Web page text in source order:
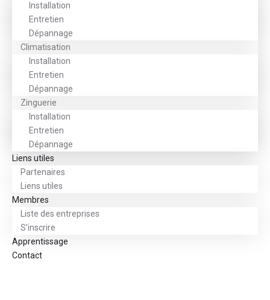
Installation
Entretien
Dépannage
Climatisation
Installation
Entretien
Dépannage
Zinguerie
Installation
Entretien
Dépannage
Liens utiles
Partenaires
Liens utiles
Membres
Liste des entreprises
S’inscrire
Apprentissage
Contact